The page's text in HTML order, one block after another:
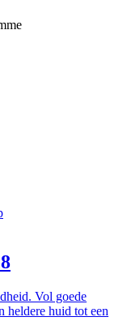
Vol goede
heldere huid tot een